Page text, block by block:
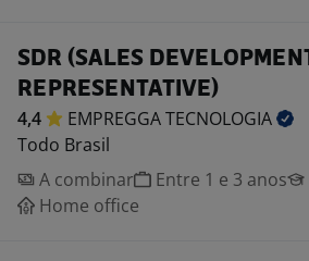
SDR (SALES
REPRESENTATIVE)
4,4 EMPREGGATECNOLOGIA
Todo Brasil
A combinar
Entre 1 e 3 anos
Home office